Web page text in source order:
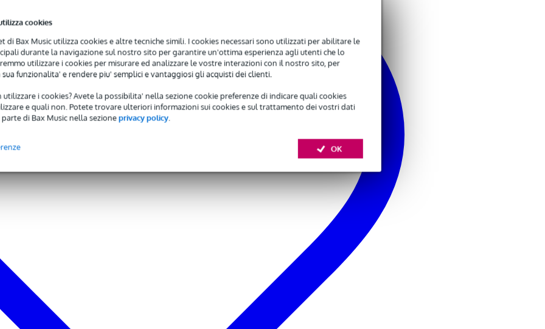
cookies
di Bax Music utilizza cookies e altre tecniche simili. I cookies necessari sono utilizzati per abilitare le
durante la navigazione sul nostro sito per garantire un'ottima esperienza agli utenti che lo
utilizzare i cookies per misurare ed analizzare le vostre interazioni con il nostro sito, per
funzionalita' e rendere piu' semplici e vantaggiosi gli acquisti dei clienti.
utilizzare i cookies? Avete la possibilita' nella sezione cookie preferenze di indicare quali cookies
e quali non. Potete trovare ulteriori informazioni sui cookies e sul trattamento dei vostri dati
di Bax Music nella sezioneprivacy policy.
OK
kHz